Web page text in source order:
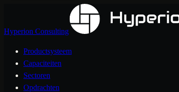
Hyperion Consulting
Productsysteem
Capaciteiten
Sectoren
Opdrachten